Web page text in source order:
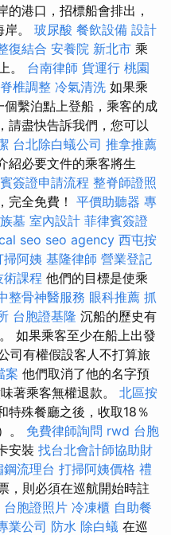
港口，招標船會排出，
。 玻尿酸 餐飲設備 設計
復結合 安養院 新北市 乘
。 台南律師 貨運行 桃園
椎調整 冷氣清洗 如果乘
繫泊點上登船，乘客的成
請盡快告訴我們，您可以
台北除白蟻公司 推拿推薦
紹必要文件的乘客將生
簽證申請流程 整脊師證照
完全免費！ 平價助聽器 專
墓 室內設計 菲律賓簽證
seo seo agency 西屯按
掃阿姨 基隆律師 營業登記
術課程 他們的目標是使乘
整骨神醫服務 眼科推薦 抓
台胞證基隆 沉船的歷史有
如果乘客至少在船上出發
司有權假設客人不打算旅
案 他們取消了他的名字預
著乘客無權退款。 北區按
特殊餐廳之後，收取18％
。 免費律師詢問 rwd 台胞
安裝 找台北會計師協助財
鋼流理台 打掃阿姨價格 禮
，則必須在巡航開始時註
台胞證照片 冷凍櫃 自助餐
業公司 防水 除白蟻 在巡